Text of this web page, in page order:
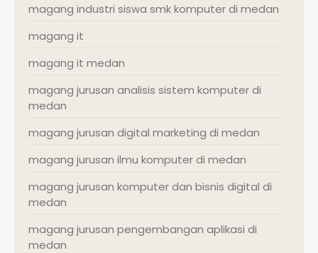
magang industri siswa smk komputer di medan
magang it
magang it medan
magang jurusan analisis sistem komputer di
medan
magang jurusan digital marketing di medan
magang jurusan ilmu komputer di medan
magang jurusan komputer dan bisnis digital di
medan
magang jurusan pengembangan aplikasi di
medan